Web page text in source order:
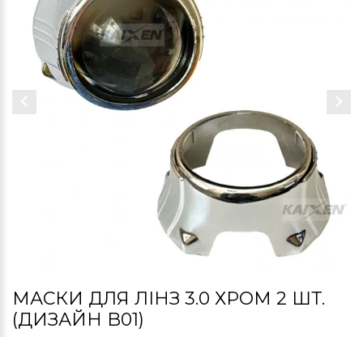
МАСКИ ДЛЯ ЛІНЗ 3.0 ХРОМ 2 ШТ.
(ДИЗАЙН B01)